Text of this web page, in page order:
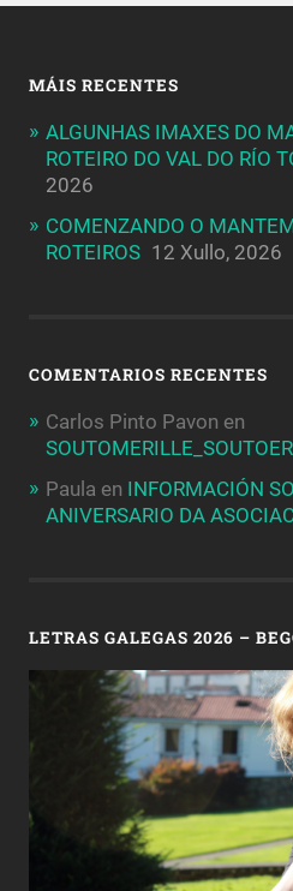
MÁIS RECENTES
ALGUNHAS IMAXES DO
ROTEIRO DO VAL DO RÍO
2026
COMENZANDO O
ROTEIROS 12 Xullo, 2026
COMENTARIOS RECENTES
Carlos Pinto Pavon en
Paula en INFORMACIÓN
ANIVERSARIO DA
LETRAS GALEGAS 2026 –